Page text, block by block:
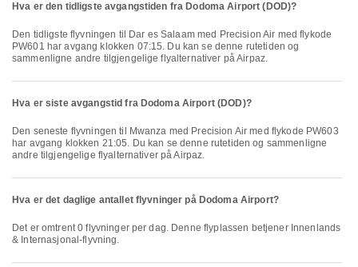
Hva er den tidligste avgangstiden fra Dodoma Airport (DOD)?
Den tidligste flyvningen til Dar es Salaam med Precision Air med flykode
PW601 har avgang klokken 07:15. Du kan se denne rutetiden og
sammenligne andre tilgjengelige flyalternativer på Airpaz.
Hva er siste avgangstid fra Dodoma Airport (DOD)?
Den seneste flyvningen til Mwanza med Precision Air med flykode PW603
har avgang klokken 21:05. Du kan se denne rutetiden og sammenligne
andre tilgjengelige flyalternativer på Airpaz.
Hva er det daglige antallet flyvninger på Dodoma Airport?
Det er omtrent 0 flyvninger per dag. Denne flyplassen betjener Innenlands
& Internasjonal-flyvning.